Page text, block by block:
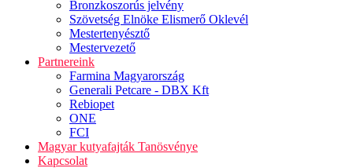
Bronzkoszorús jelvény
Szövetség Elnöke Elismerő Oklevél
Mestertenyésztő
Mestervezető
Partnereink
Farmina Magyarország
Generali Petcare - DBX Kft
Rebiopet
ONE
FCI
Magyar kutyafajták Tanösvénye
Kapcsolat